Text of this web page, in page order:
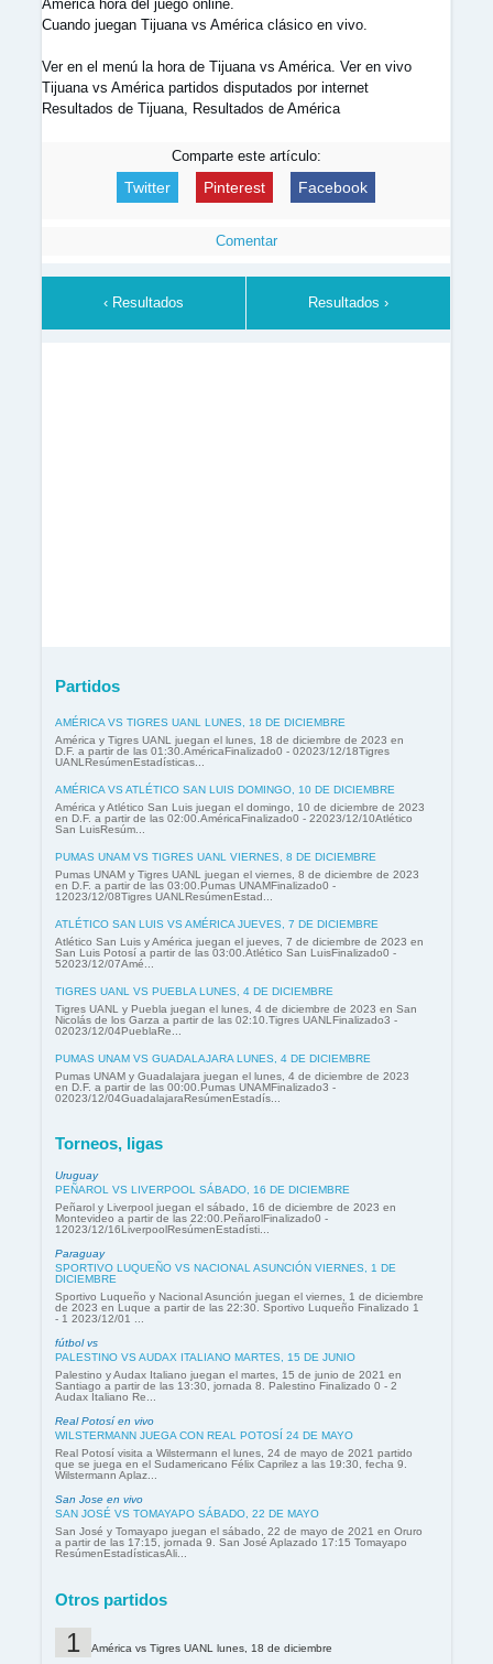
América hora del juego online.
Cuando juegan Tijuana vs América clásico en vivo.
Ver en el menú la hora de Tijuana vs América. Ver en vivo
Tijuana vs América partidos disputados por internet
Resultados de Tijuana, Resultados de América
Comparte este artículo:
Twitter Pinterest Facebook
Comentar
‹ Resultados Resultados ›
Partidos
AMÉRICA VS TIGRES UANL LUNES, 18 DE DICIEMBRE
América y Tigres UANL juegan el lunes, 18 de diciembre de 2023 en
D.F. a partir de las 01:30.AméricaFinalizado0 - 02023/12/18Tigres
UANLResúmenEstadísticas...
AMÉRICA VS ATLÉTICO SAN LUIS DOMINGO, 10 DE DICIEMBRE
América y Atlético San Luis juegan el domingo, 10 de diciembre de 2023
en D.F. a partir de las 02:00.AméricaFinalizado0 - 22023/12/10Atlético
San LuisResúm...
PUMAS UNAM VS TIGRES UANL VIERNES, 8 DE DICIEMBRE
Pumas UNAM y Tigres UANL juegan el viernes, 8 de diciembre de 2023
en D.F. a partir de las 03:00.Pumas UNAMFinalizado0 -
12023/12/08Tigres UANLResúmenEstad...
ATLÉTICO SAN LUIS VS AMÉRICA JUEVES, 7 DE DICIEMBRE
Atlético San Luis y América juegan el jueves, 7 de diciembre de 2023 en
San Luis Potosí a partir de las 03:00.Atlético San LuisFinalizado0 -
52023/12/07Amé...
TIGRES UANL VS PUEBLA LUNES, 4 DE DICIEMBRE
Tigres UANL y Puebla juegan el lunes, 4 de diciembre de 2023 en San
Nicolás de los Garza a partir de las 02:10.Tigres UANLFinalizado3 -
02023/12/04PueblaRe...
PUMAS UNAM VS GUADALAJARA LUNES, 4 DE DICIEMBRE
Pumas UNAM y Guadalajara juegan el lunes, 4 de diciembre de 2023
en D.F. a partir de las 00:00.Pumas UNAMFinalizado3 -
02023/12/04GuadalajaraResúmenEstadís...
Torneos, ligas
Uruguay
PEÑAROL VS LIVERPOOL SÁBADO, 16 DE DICIEMBRE
Peñarol y Liverpool juegan el sábado, 16 de diciembre de 2023 en
Montevideo a partir de las 22:00.PeñarolFinalizado0 -
12023/12/16LiverpoolResúmenEstadísti...
Paraguay
SPORTIVO LUQUEÑO VS NACIONAL ASUNCIÓN VIERNES, 1 DE
DICIEMBRE
Sportivo Luqueño y Nacional Asunción juegan el viernes, 1 de diciembre
de 2023 en Luque a partir de las 22:30. Sportivo Luqueño Finalizado 1
- 1 2023/12/01 ...
fútbol vs
PALESTINO VS AUDAX ITALIANO MARTES, 15 DE JUNIO
Palestino y Audax Italiano juegan el martes, 15 de junio de 2021 en
Santiago a partir de las 13:30, jornada 8. Palestino Finalizado 0 - 2
Audax Italiano Re...
Real Potosí en vivo
WILSTERMANN JUEGA CON REAL POTOSÍ 24 DE MAYO
Real Potosí visita a Wilstermann el lunes, 24 de mayo de 2021 partido
que se juega en el Sudamericano Félix Caprilez a las 19:30, fecha 9.
Wilstermann Aplaz...
San Jose en vivo
SAN JOSÉ VS TOMAYAPO SÁBADO, 22 DE MAYO
San José y Tomayapo juegan el sábado, 22 de mayo de 2021 en Oruro
a partir de las 17:15, jornada 9. San José Aplazado 17:15 Tomayapo
ResúmenEstadísticasAli...
Otros partidos
América vs Tigres UANL lunes, 18 de diciembre